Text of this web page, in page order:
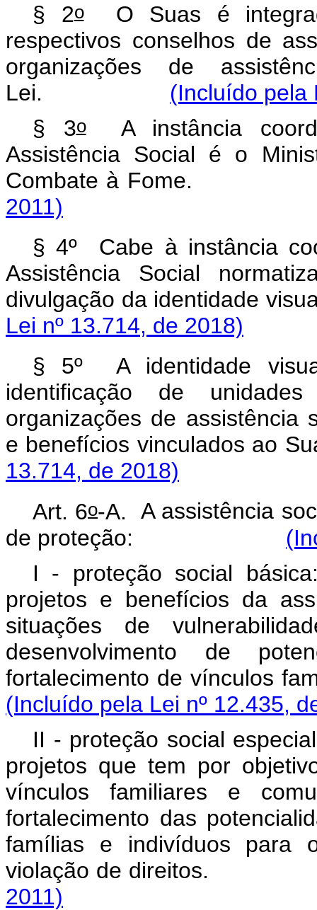
§ 2oO Suas é
respectivos conselhos de
organizações de
Lei. (Incluído pela
§ 3oA instância
Assistência Social é o
Combate à
2011)
§ 4º Cabe à instância
Assistência Social
divulgação da identidade
Lei nº 13.714, de 2018)
§ 5º A identidade
identificação de
organizações de assistência
e benefícios vinculados ao
13.714, de 2018)
Art. 6o-A.A assistência
de proteção:
I - proteção social
projetos e benefícios da
situações de
desenvolvimento de
fortalecimento de
(Incluído pela Lei nº 12.435,
II - proteção social
projetos que tem por
vínculos familiares e
fortalecimento das
famílias e indivíduos para
violação de
2011)